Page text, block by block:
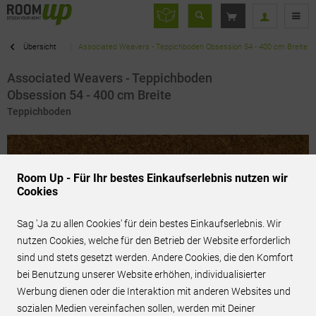
Übersicht Associated Weavers - Teppichboden Obsession 54 - 400 cm Breite
Associated Weavers - Teppichboden
Obsession 54 - 400 cm Breite
Teppichboden
Room Up - Für Ihr bestes Einkaufserlebnis nutzen wir
Cookies
Sag 'Ja zu allen Cookies' für dein bestes Einkaufserlebnis. Wir
nutzen Cookies, welche für den Betrieb der Website erforderlich
sind und stets gesetzt werden. Andere Cookies, die den Komfort
bei Benutzung unserer Website erhöhen, individualisierter
Werbung dienen oder die Interaktion mit anderen Websites und
sozialen Medien vereinfachen sollen, werden mit Deiner